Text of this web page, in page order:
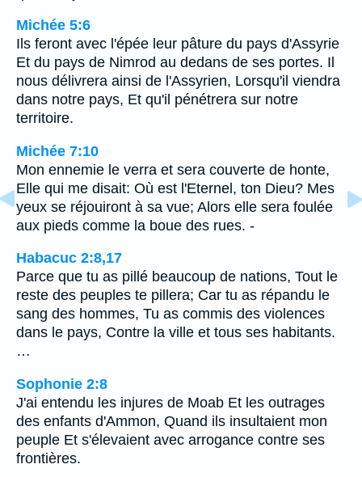
Michée 5:6
Ils feront avec l'épée leur pâture du pays d'Assyrie
Et du pays de Nimrod au dedans de ses portes. Il
nous délivrera ainsi de l'Assyrien, Lorsqu'il viendra
dans notre pays, Et qu'il pénétrera sur notre
territoire.
Michée 7:10
Mon ennemie le verra et sera couverte de honte,
Elle qui me disait: Où est l'Eternel, ton Dieu? Mes
yeux se réjouiront à sa vue; Alors elle sera foulée
aux pieds comme la boue des rues. -
Habacuc 2:8,17
Parce que tu as pillé beaucoup de nations, Tout le
reste des peuples te pillera; Car tu as répandu le
sang des hommes, Tu as commis des violences
dans le pays, Contre la ville et tous ses habitants.
…
Sophonie 2:8
J'ai entendu les injures de Moab Et les outrages
des enfants d'Ammon, Quand ils insultaient mon
peuple Et s'élevaient avec arrogance contre ses
frontières.